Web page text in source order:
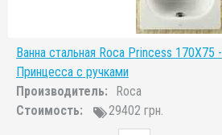
Ванна стальная Roca Princess 170Х75 -
Принцесса с ручками
Производитель:
Roca
Стоимость:
29402 грн.